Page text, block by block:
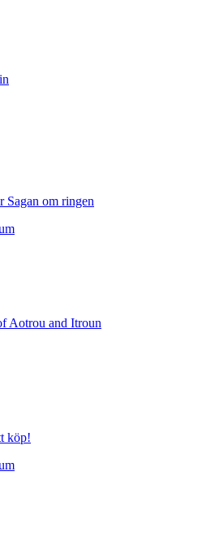
Sagan om ringen
Aotrou and Itroun
köp!